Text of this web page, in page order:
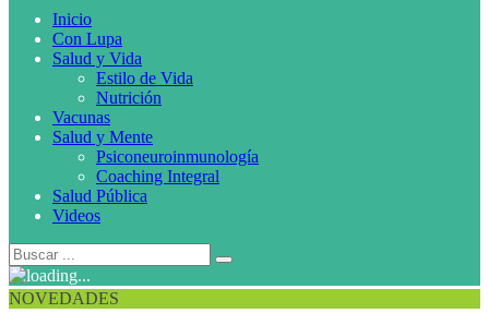
Inicio
Con Lupa
Salud y Vida
Estilo de Vida
Nutrición
Vacunas
Salud y Mente
Psiconeuroinmunología
Coaching Integral
Salud Pública
Videos
NOVEDADES